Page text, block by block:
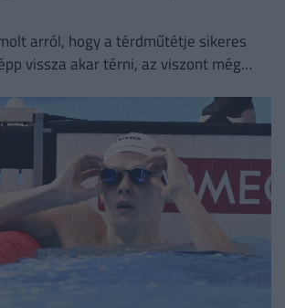
arról, hogy a térdműtétje sikeres
vissza akar térni, az viszont még